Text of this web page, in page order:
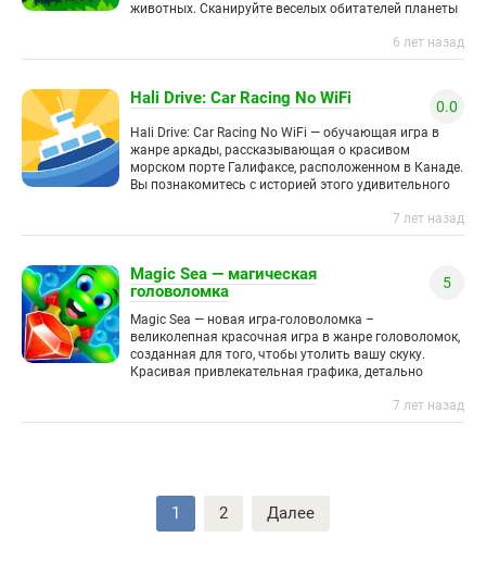
животных. Сканируйте веселых обитателей планеты
6 лет назад
Hali Drive: Car Racing No WiFi 0.0
Hali Drive: Car Racing No WiFi — обучающая игра в
жанре аркады, рассказывающая о красивом
морском порте Галифаксе, расположенном в Канаде.
Вы познакомитесь с историей этого удивительного
7 лет назад
Magic Sea — магическая
головоломка
5
Magic Sea — новая игра-головоломка –
великолепная красочная игра в жанре головоломок,
созданная для того, чтобы утолить вашу скуку.
Красивая привлекательная графика, детально
7 лет назад
1 2 Далее